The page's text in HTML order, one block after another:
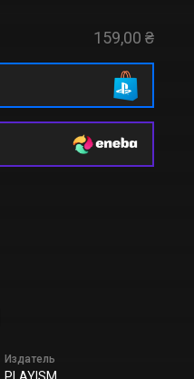
159,00 ₴
Издатель